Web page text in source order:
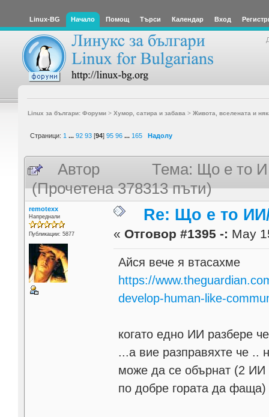
Linux-BG Начало Помощ Търси Календар Вход
Linux за българи: Форуми> Хумор, сатира и забава > Живота, вселената и
Страници: 1 ... 92 93 [94] 95 96 ... 165 Надолу
Автор
Тема: Що е то
(Прочетена 378313 пъти)
remotexx
Напреднали
Публикации: 5877
Re: Що е то
« Отговор #1395 -: May
Айся вече я втасахме
https://
develop-human-like-
когато едно ИИ разбере
...а вие разправяхте че ..
може да се обърнат (2 ИИ
по добре гората да фаща)